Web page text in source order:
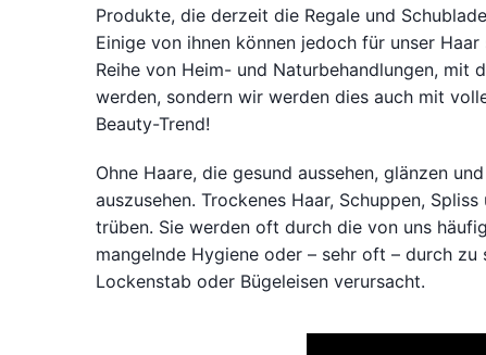
Produkte, die derzeit die Regale und
Einige von ihnen können jedoch für unser
Reihe von Heim- und Naturbehandlungen, mit
werden, sondern wir werden dies auch mit
Beauty-Trend!
Ohne Haare, die gesund aussehen, glänzen
auszusehen. Trockenes Haar, Schuppen,
trüben. Sie werden oft durch die von uns
mangelnde Hygiene oder – sehr oft – durch
Lockenstab oder Bügeleisen verursacht.